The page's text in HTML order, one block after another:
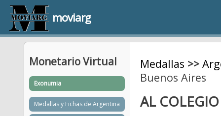
moviarg
Medallas >>
Buenos Aires
AL COLEGIO
Monetario Virtual
Exonumia
Medallas y Fichas de Argentina